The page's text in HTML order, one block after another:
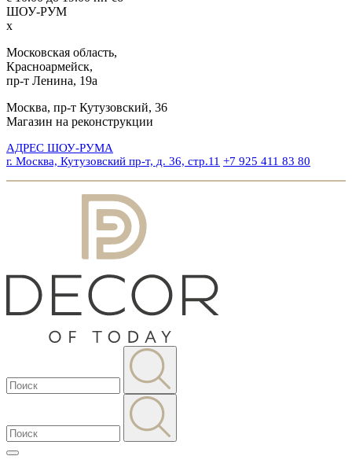
ШОУ-РУМ
x
Московская область,
Красноармейск,
пр-т Ленина, 19а
Москва, пр-т Кутузовский, 36
Магазин на реконструкции
АДРЕС ШОУ-РУМА
г. Москва, Кутузовский пр-т, д. 36, стр.11 +7 925 411 83 80